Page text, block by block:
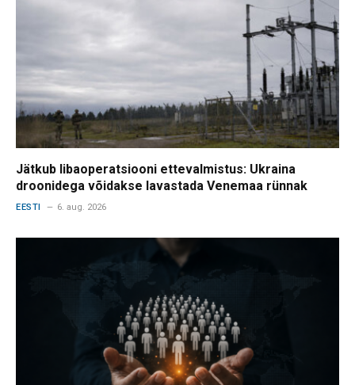
Jätkub libaoperatsiooni ettevalmistus: Ukraina
droonidega võidakse lavastada Venemaa rünnak
EESTI 6. aug. 2026